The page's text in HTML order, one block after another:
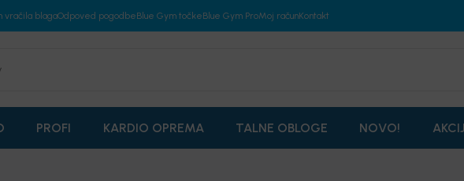
vračila blagaOdpoved pogodbeBlue Gym točkeBlue Gym ProMoj računKontakt
PROFI KARDIO OPREMA TALNE OBLOGE NOVO!